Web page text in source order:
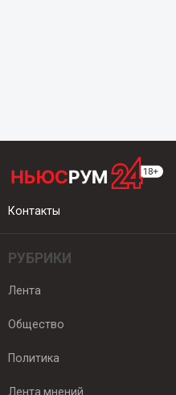
Контакты
РУБРИКИ
Лента
Общество
Политика
Лента мнений